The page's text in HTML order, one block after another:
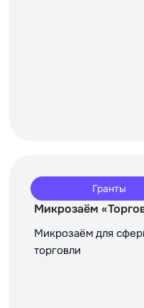
Гранты
Микрозаём
Микрозаём для
торговли